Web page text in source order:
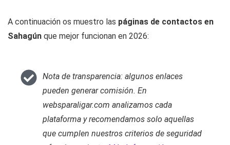
personas abiertas y mayores de edad que cumplen con
todas las condiciones ser mayor de cada sitio.
A continuación os muestro las
Sahagún que mejor funcionan en 2026:
Nota de transparencia: algunos enlaces
pueden generar comisión. En